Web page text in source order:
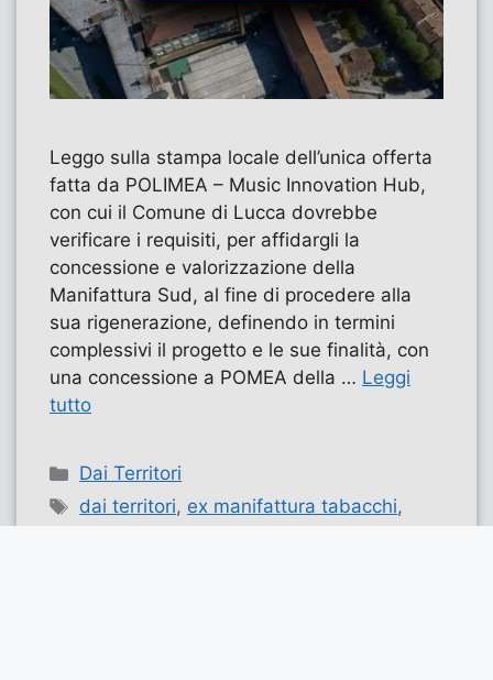
Leggo sulla stampa locale dell’unica offerta
fatta da POLIMEA – Music Innovation Hub,
con cui il Comune di Lucca dovrebbe
verificare i requisiti, per affidargli la
concessione e valorizzazione della
Manifattura Sud, al fine di procedere alla
sua rigenerazione, definendo in termini
complessivi il progetto e le sue finalità, con
una concessione a POMEA della … Leggi
tutto
Categorie
Dai Territori
Tag
dai territori, ex manifattura tabacchi,